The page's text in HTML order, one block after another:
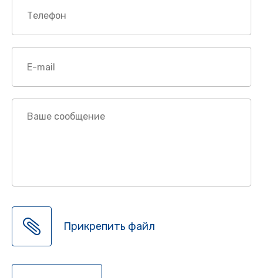
Прикрепить файл